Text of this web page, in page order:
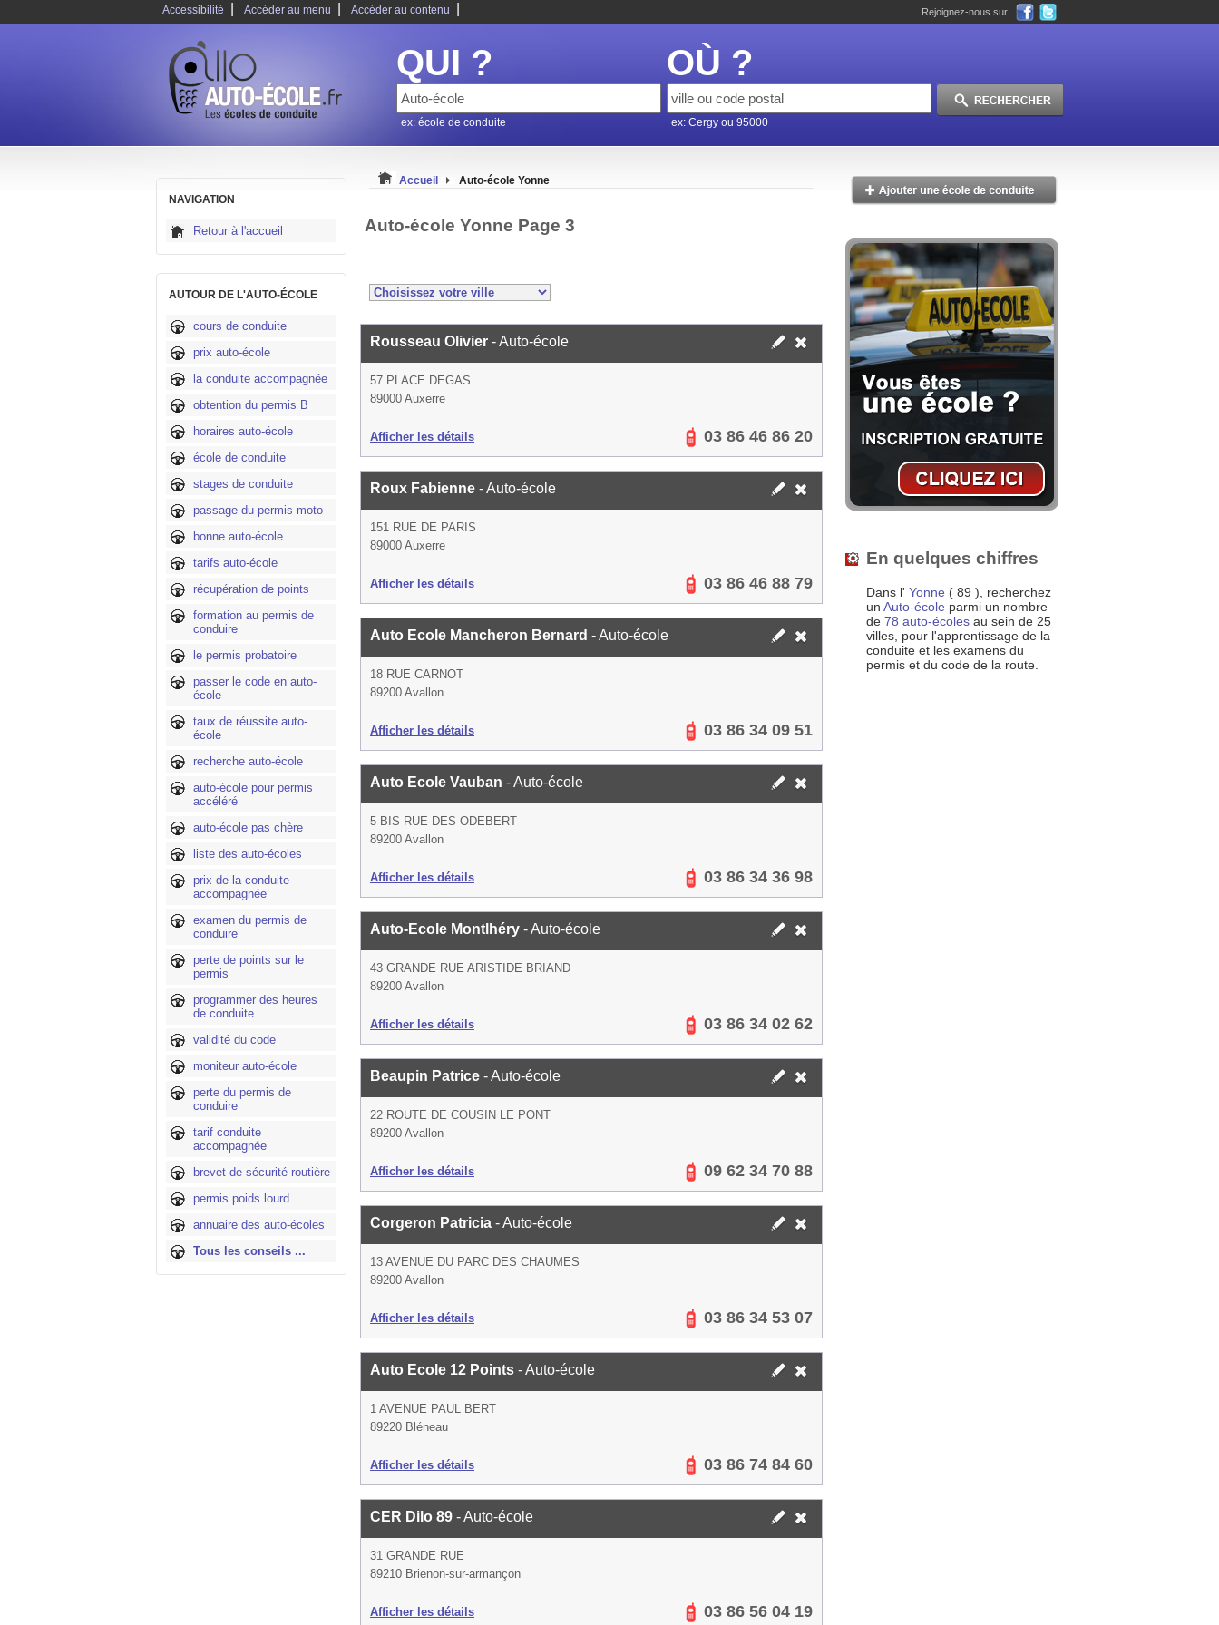
Accessibilité Accéder au menu Accéder au contenu Rejoignez-nous sur
QUI ?
ex: école de conduite
OÙ ?
ex: Cergy ou 95000
NAVIGATION
Retour à l'accueil
AUTOUR DE L'AUTO-ÉCOLE
cours de conduite
prix auto-école
la conduite accompagnée
obtention du permis B
horaires auto-école
école de conduite
stages de conduite
passage du permis moto
bonne auto-école
tarifs auto-école
récupération de points
formation au permis de
conduire
le permis probatoire
passer le code en auto-
école
taux de réussite auto-
école
recherche auto-école
auto-école pour permis
accéléré
auto-école pas chère
liste des auto-écoles
prix de la conduite
accompagnée
examen du permis de
conduire
perte de points sur le
permis
programmer des heures
de conduite
validité du code
moniteur auto-école
perte du permis de
conduire
tarif conduite
accompagnée
brevet de sécurité routière
permis poids lourd
annuaire des auto-écoles
Tous les conseils ...
Accueil Auto-école Yonne
Auto-école Yonne Page 3
Rousseau Olivier - Auto-école
57 PLACE DEGAS
89000 Auxerre
Afficher les détails 03 86 46 86 20
Roux Fabienne - Auto-école
151 RUE DE PARIS
89000 Auxerre
Afficher les détails 03 86 46 88 79
Auto Ecole Mancheron Bernard - Auto-école
18 RUE CARNOT
89200 Avallon
Afficher les détails 03 86 34 09 51
Auto Ecole Vauban - Auto-école
5 BIS RUE DES ODEBERT
89200 Avallon
Afficher les détails 03 86 34 36 98
Auto-Ecole Montlhéry - Auto-école
43 GRANDE RUE ARISTIDE BRIAND
89200 Avallon
Afficher les détails 03 86 34 02 62
Beaupin Patrice - Auto-école
22 ROUTE DE COUSIN LE PONT
89200 Avallon
Afficher les détails 09 62 34 70 88
Corgeron Patricia - Auto-école
13 AVENUE DU PARC DES CHAUMES
89200 Avallon
Afficher les détails 03 86 34 53 07
Auto Ecole 12 Points - Auto-école
1 AVENUE PAUL BERT
89220 Bléneau
Afficher les détails 03 86 74 84 60
CER Dilo 89 - Auto-école
31 GRANDE RUE
89210 Brienon-sur-armançon
Afficher les détails 03 86 56 04 19
En quelques chiffres
Dans l' Yonne ( 89 ), recherchez
un Auto-école parmi un nombre
de 78 auto-écoles au sein de 25
villes, pour l'apprentissage de la
conduite et les examens du
permis et du code de la route.